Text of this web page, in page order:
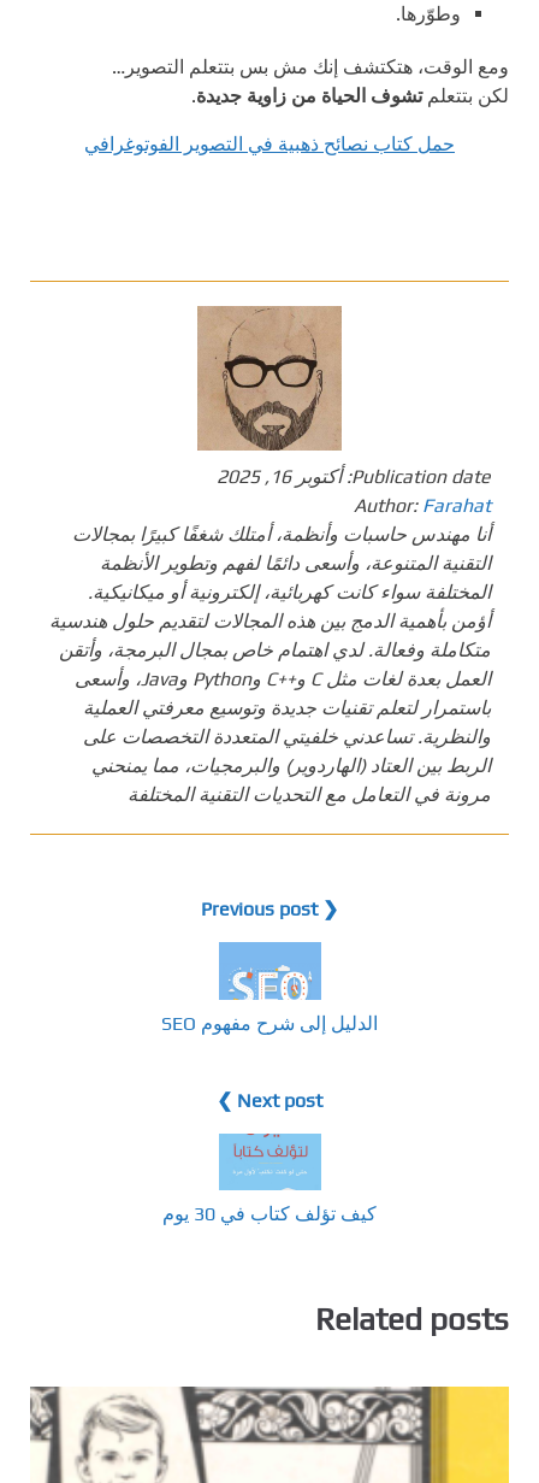
وطوّرها.
ومع الوقت، هتكتشف إنك مش بس بتتعلم التصوير…
لكن بتتعلمتشوف الحياة من زاوية جديدة.
حمل كتاب نصائح ذهبية في التصوير الفوتوغرافي
Publication date: أكتوبر 16, 2025
Author: Farahat
أنا مهندس حاسبات وأنظمة، أمتلك شغفًا كبيرًا بمجالات
التقنية المتنوعة، وأسعى دائمًا لفهم وتطوير الأنظمة
المختلفة سواء كانت كهربائية، إلكترونية أو ميكانيكية.
أؤمن بأهمية الدمج بين هذه المجالات لتقديم حلول هندسية
متكاملة وفعالة. لدي اهتمام خاص بمجال البرمجة، وأتقن
العمل بعدة لغات مثل C و++C وPython وJava، وأسعى
باستمرار لتعلم تقنيات جديدة وتوسيع معرفتي العملية
والنظرية. تساعدني خلفيتي المتعددة التخصصات على
الربط بين العتاد (الهاردوير) والبرمجيات، مما يمنحني
مرونة في التعامل مع التحديات التقنية المختلفة
❮ Previous post
الدليل إلى شرح مفهوم SEO
Next post ❯
كيف تؤلف كتاب في 30 يوم
Related posts